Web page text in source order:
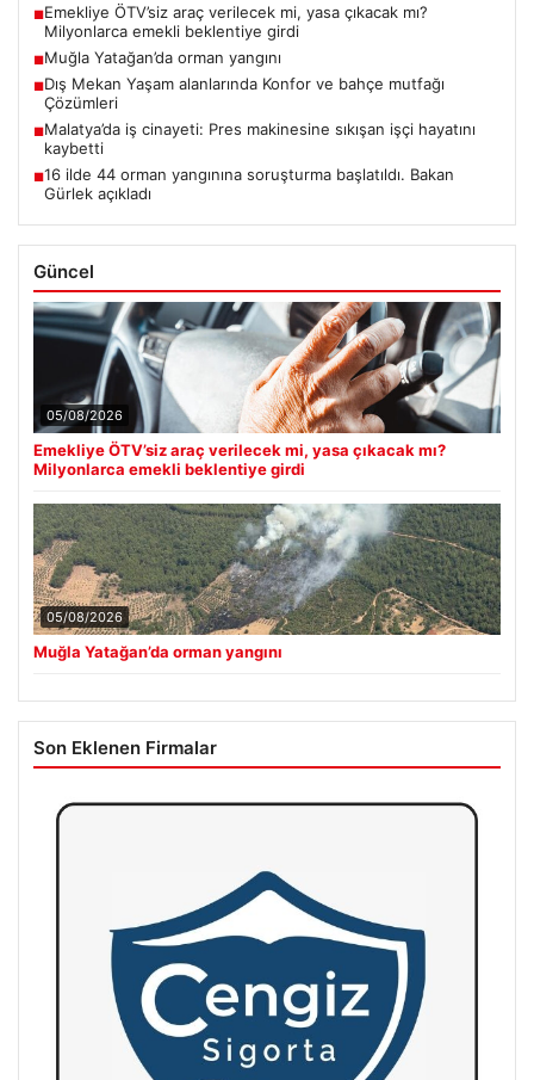
■Emekliye ÖTV’siz araç verilecek mi, yasa çıkacak mı?
Milyonlarca emekli beklentiye girdi
■Muğla Yatağan’da orman yangını
■Dış Mekan Yaşam alanlarında Konfor ve bahçe mutfağı
Çözümleri
■Malatya’da iş cinayeti: Pres makinesine sıkışan işçi hayatını
kaybetti
■16 ilde 44 orman yangınına soruşturma başlatıldı. Bakan
Gürlek açıkladı
Güncel
05/08/2026
Emekliye ÖTV’siz araç verilecek mi, yasa çıkacak mı?
Milyonlarca emekli beklentiye girdi
05/08/2026
Muğla Yatağan’da orman yangını
Son Eklenen Firmalar